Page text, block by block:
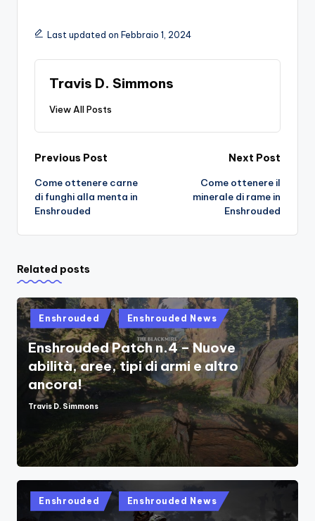
Last updated on Febbraio 1, 2024
Travis D. Simmons
View All Posts
Post
navigation
Previous Post
Come ottenere carne
di funghi alla menta in
Enshrouded
Next Post
Come ottenere il
minerale di rame in
Enshrouded
Related posts
Posted
in
Enshrouded Enshrouded News
Enshrouded Patch n.4 – Nuove
abilità, aree, tipi di armi e altro
ancora!
Posted
Travis D. Simmons
Posted
in
Enshrouded Enshrouded News